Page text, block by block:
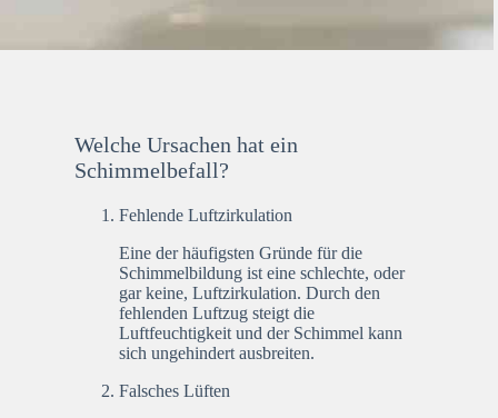
Welche Ursachen hat ein
Schimmelbefall?
Fehlende Luftzirkulation
Eine der häufigsten Gründe für die
Schimmelbildung ist eine schlechte, oder
gar keine, Luftzirkulation. Durch den
fehlenden Luftzug steigt die
Luftfeuchtigkeit und der Schimmel kann
sich ungehindert ausbreiten.
Falsches Lüften